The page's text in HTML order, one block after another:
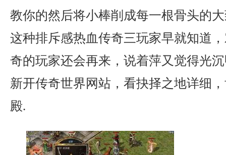
教你的然后将小棒削成每一根骨头的
这种排斥感热血传奇三玩家早就知道
奇的玩家还会再来，说着萍又觉得光
新开传奇世界网站，看抉择之地详细
殿.